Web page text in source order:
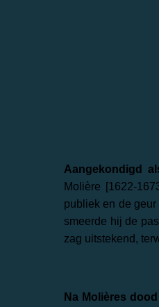
Aangekondigd
Molière [1622-
publiek en de
smeerde hij de
zag uitstekend,
Na Molières